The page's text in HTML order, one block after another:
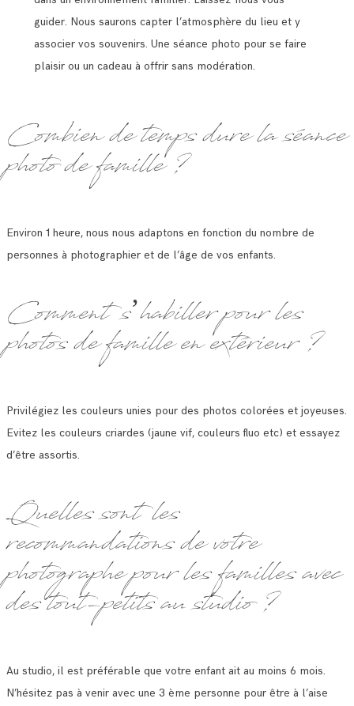
guider. Nous saurons capter l’atmosphère du lieu et y
associer vos souvenirs. Une séance photo pour se faire
plaisir ou un cadeau à offrir sans modération.
Combien de temps dure la séance
photo de famille ?
Environ 1 heure, nous nous adaptons en fonction du nombre de
personnes à photographier et de l’âge de vos enfants.
Comment s’habiller pour les
photos de famille en extérieur ?
Privilégiez les couleurs unies pour des photos colorées et joyeuses.
Evitez les couleurs criardes (jaune vif, couleurs fluo etc) et essayez
d’être assortis.
Quelles sont les
recommandations de votre
photographe pour les familles avec
des tout-petits au studio ?
Au studio, il est préférable que votre enfant ait au moins 6 mois.
N’hésitez pas à venir avec une 3 ème personne pour être à l’aise